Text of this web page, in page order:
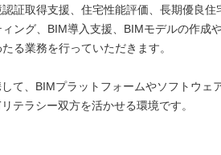
証取得支援、住宅性能評価、長期優良住
ング、BIM導入支援、BIMモデルの作成
る業務を行っていただきます。
て、BIMプラットフォームやソフトウェ
テラシー双方を活かせる環境です。